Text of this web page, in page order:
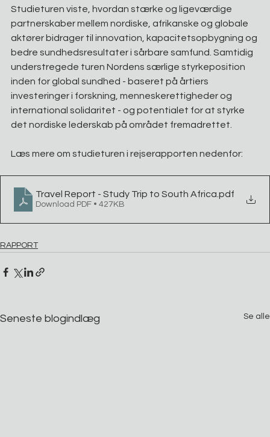
Studieturen viste, hvordan stærke og ligeværdige
partnerskaber mellem nordiske, afrikanske og globale
aktører bidrager til innovation, kapacitetsopbygning og
bedre sundhedsresultater i sårbare samfund. Samtidig
understregede turen Nordens særlige styrkeposition
inden for global sundhed - baseret på årtiers
investeringer i forskning, menneskerettigheder og
international solidaritet - og potentialet for at styrke
det nordiske lederskab på området fremadrettet.
Læs mere om studieturen i rejserapporten nedenfor:
Travel Report - Study Trip to South Africa .pdf
Download PDF • 427KB
RAPPORT
Seneste blogindlæg Se alle